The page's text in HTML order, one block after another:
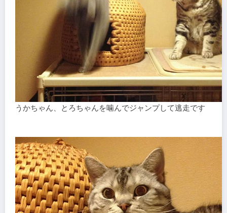
うかちゃん、とろちゃんを噛んでジャンプして逃走です